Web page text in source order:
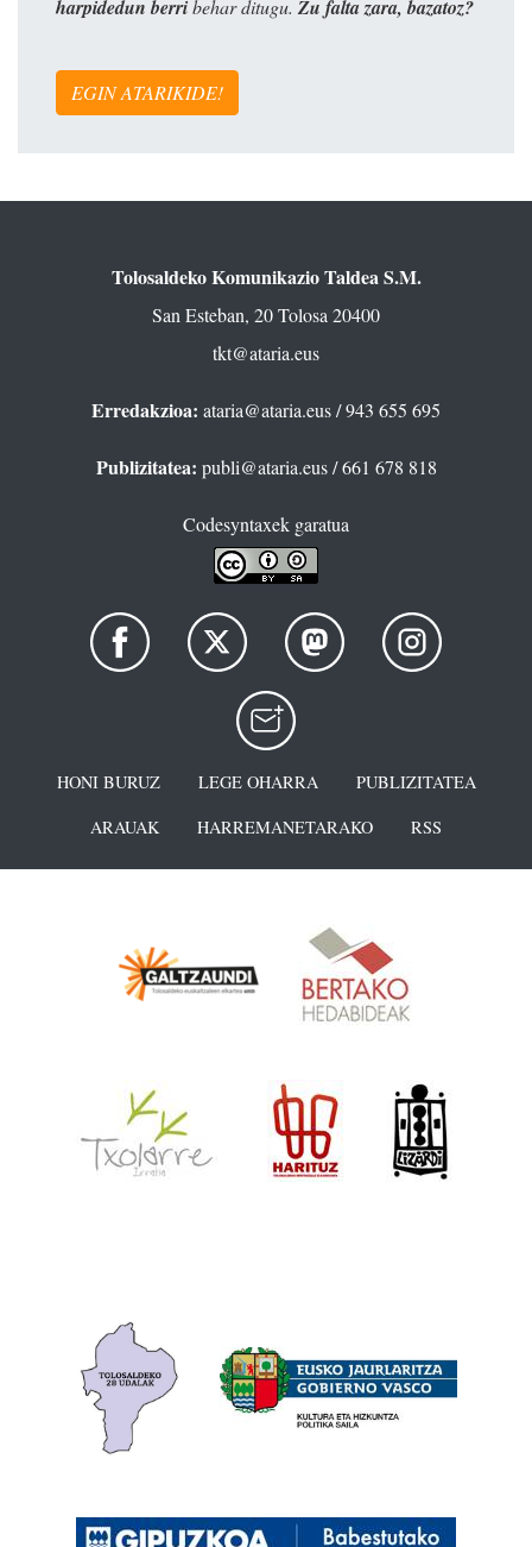
harpidedun berribehar ditugu. Zu falta zara, bazatoz?
EGIN ATARIKIDE!
Tolosaldeko Komunikazio Taldea S.M.
San Esteban, 20 Tolosa 20400
tkt@ataria.eus
Erredakzioa: ataria@ataria.eus/ 943 655 695
Publizitatea: publi@ataria.eus/ 661 678 818
Codesyntaxek garatua
HONI BURUZ LEGE OHARRA
PUBLIZITATEA
ARAUAK
HARREMANETARAKO RSS